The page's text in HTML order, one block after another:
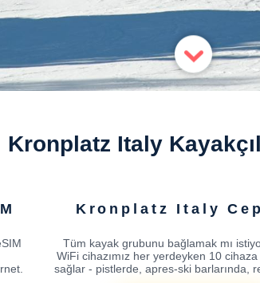
Kronplatz Italy
Kronplatz Italy
Tüm kayak grubunu bağlamak mı
WiFi cihazımız her yerdeyken 10
sağlar - pistlerde, apres-ski barlarında,